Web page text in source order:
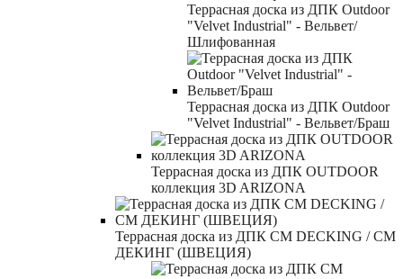
Террасная доска из ДПК Outdoor
"Velvet Industrial" - Вельвет/
Шлифованная
Террасная доска из ДПК Outdoor
"Velvet Industrial" - Вельвет/Браш
Террасная доска из ДПК OUTDOOR
коллекция 3D ARIZONA
Террасная доска из ДПК CM DECKING / СМ
ДЕКИНГ (ШВЕЦИЯ)